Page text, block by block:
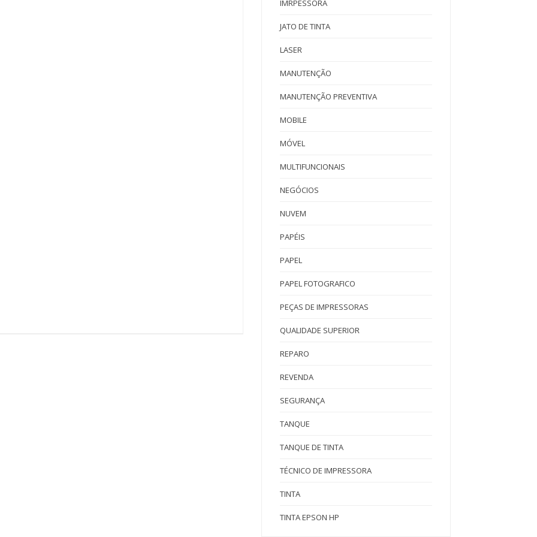
IMRPESSORA
JATO DE TINTA
LASER
MANUTENÇÃO
MANUTENÇÃO PREVENTIVA
MOBILE
MÓVEL
MULTIFUNCIONAIS
NEGÓCIOS
NUVEM
PAPÉIS
PAPEL
PAPEL FOTOGRAFICO
PEÇAS DE IMPRESSORAS
QUALIDADE SUPERIOR
REPARO
REVENDA
SEGURANÇA
TANQUE
TANQUE DE TINTA
TÉCNICO DE IMPRESSORA
TINTA
TINTA EPSON HP